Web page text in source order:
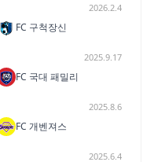
2026.2.4
FC 구척장신
2025.9.17
FC 국대 패밀리
2025.8.6
FC 개벤져스
2025.6.4